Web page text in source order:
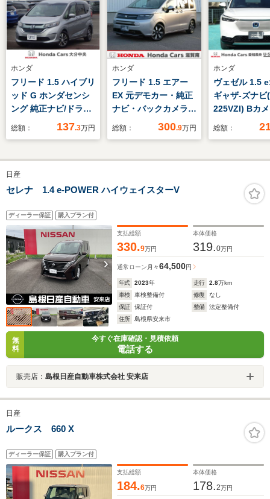
ホンダ
フリード 1.5 ハイブリ
ッド G ホンダセンシ
ング 純正ナビ/ドラレ
コ/ETC/両側パワスラ
総額： 137.3万円
ホンダ
フリード 1.5 エアー
EX 元デモカー・純正
ナビ・バックカメラ・
ドラレコ・ETC付
総額： 300.9万円
ホンダ
ヴェゼル 1.5
ギャザ-ズナビ
225VZI) Bカ
連動ドラレ
トヒ-タ- 電子
ワテ-ルゲ-ト
総額：
日産
セレナ 1.4 e-POWER ハイウェイスターV
ディーラー保証 購入プラン付
支払総額
330.9万円
本体価格
319.0万円
通常ローン 月々64,500円
年式 2023年 走行 2.8万km
車検
車検整備付 修復
なし
保証
保証付 整備
法定整備付
住所
島根県安来市
無
料
今すぐ在庫確認・見積依頼
電話する
販売店： 島根日産自動車株式会社 安来店
日産
ルークス 660 X
ディーラー保証 購入プラン付
支払総額
184.6万円
本体価格
178.2万円